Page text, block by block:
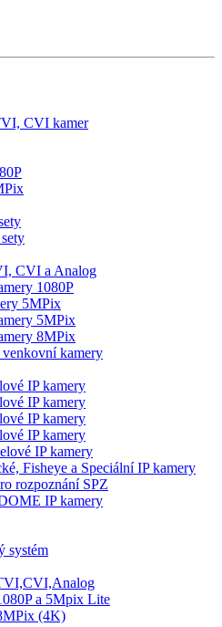
CVI kamer
CVI a Analog
1080P
5MPix
5MPix
8MPix
kamery
IP kamery
IP kamery
IP kamery
IP kamery
IP kamery
Fisheye a Speciální IP kamery
rozpoznání SPZ
IP kamery
systém
a 5Mpix Lite
(4K)